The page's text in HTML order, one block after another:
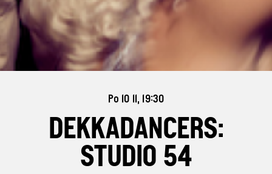
Po 10 11, 19:30
DEKKADANCERS:
STUDIO 54